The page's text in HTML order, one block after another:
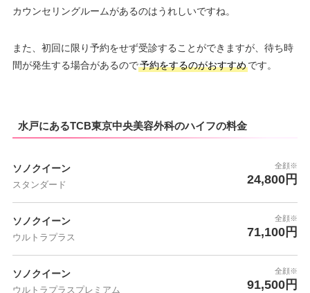
カウンセリングルームがあるのはうれしいですね。
また、初回に限り予約をせず受診することができますが、待ち時
間が発生する場合があるので予約をするのがおすすめです。
水戸にあるTCB東京中央美容外科のハイフの料金
ソノクイーン
スタンダード
全顔※
24,800円
ソノクイーン
ウルトラプラス
全顔※
71,100円
ソノクイーン
ウルトラプラスプレミアム
全顔※
91,500円